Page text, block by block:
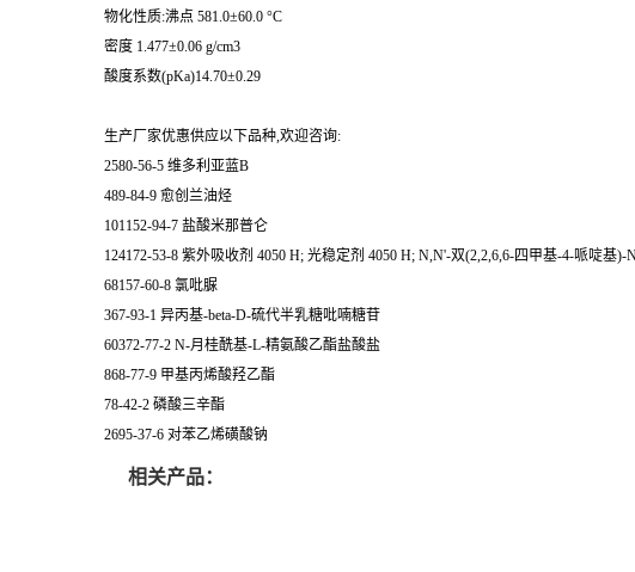
物化性质:沸点 581.0±60.0 °C
密度 1.477±0.06 g/cm3
酸度系数(pKa)14.70±0.29
生产厂家优惠供应以下品种,欢迎咨询:
2580-56-5 维多利亚蓝B
489-84-9 愈创兰油烃
101152-94-7 盐酸米那普仑
124172-53-8 紫外吸收剂 4050 H; 光稳定剂 4050 H; N,N'-双(2,2,6,6-四甲基-4-哌啶基
68157-60-8 氯吡脲
367-93-1 异丙基-beta-D-硫代半乳糖吡喃糖苷
60372-77-2 N-月桂酰基-L-精氨酸乙酯盐酸盐
868-77-9 甲基丙烯酸羟乙酯
78-42-2 磷酸三辛酯
2695-37-6 对苯乙烯磺酸钠
相关产品：